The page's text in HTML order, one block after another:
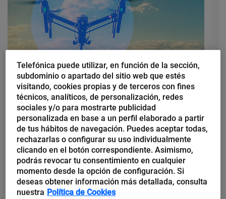
AI of Things
GOOD TECH TIMES: The Thinx
Openlabs, dispositivos listos
para las nuevas tecnologías 5G
FORMATO: Charla de 30 minutos + Q&A de 10 minutosCUÁNDO:
5 de mayo, 16:00 h (CET)CÓMO: Inscripción gratuita en
eventbrite SOBRE QUÉ: The Thinx es un laboratorio abierto para
Telefónica puede utilizar, en función de la sección,
subdominio o apartado del sitio web que estés
visitando, cookies propias y de terceros con fines
técnicos, analíticos, de personalización, redes
sociales y/o para mostrarte publicidad
personalizada en base a un perfil elaborado a partir
de tus hábitos de navegación. Puedes aceptar todas,
rechazarlas o configurar su uso individualmente
clicando en el botón correspondiente. Asimismo,
podrás revocar tu consentimiento en cualquier
momento desde la opción de configuración. Si
deseas obtener información más detallada, consulta
nuestra Política de Cookies